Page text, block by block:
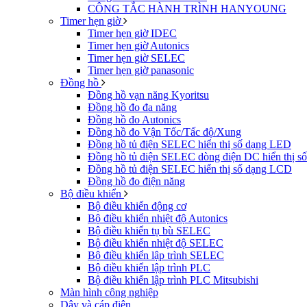
CÔNG TẮC HÀNH TRÌNH HANYOUNG
Timer hẹn giờ
Timer hẹn giờ IDEC
Timer hẹn giờ Autonics
Timer hẹn giờ SELEC
Timer hẹn giờ panasonic
Đồng hồ
Đồng hồ vạn năng Kyoritsu
Đồng hồ đo đa năng
Đồng hồ đo Autonics
Đồng hồ đo Vận Tốc/Tấc độ/Xung
Đồng hồ tủ điện SELEC hiển thị số dạng LED
Đồng hồ tủ điện SELEC dòng điện DC hiển thị
Đồng hồ tủ điện SELEC hiển thị số dạng LCD
Đồng hồ đo điện năng
Bộ điều khiển
Bộ điều khiển động cơ
Bộ điều khiển nhiệt độ Autonics
Bộ điều khiển tụ bù SELEC
Bộ điều khiển nhiệt độ SELEC
Bộ điều khiển lập trình SELEC
Bộ điều khiển lập trình PLC
Bộ điều khiển lập trình PLC Mitsubishi
Màn hình công nghiệp
Dây và cáp điện